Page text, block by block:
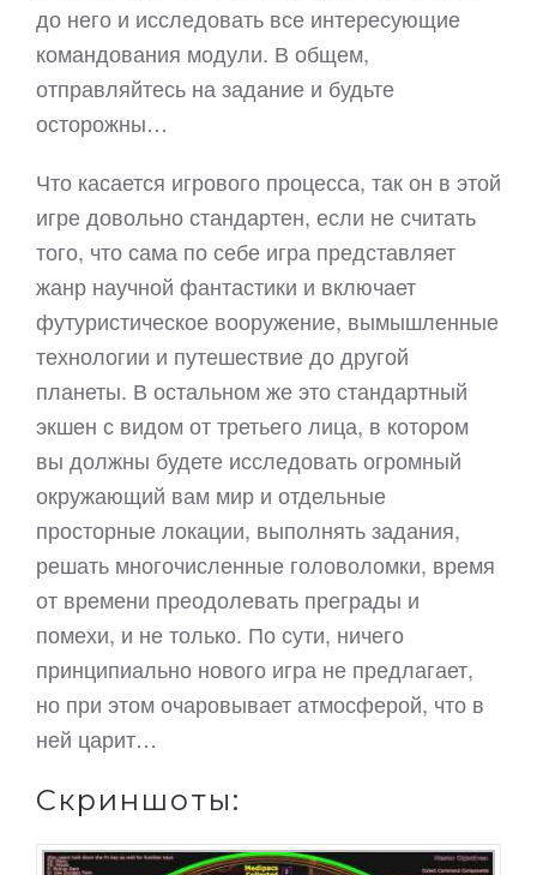
до него и исследовать все интересующие
командования модули. В общем,
отправляйтесь на задание и будьте
осторожны…
Что касается игрового процесса, так он в этой
игре довольно стандартен, если не считать
того, что сама по себе игра представляет
жанр научной фантастики и включает
футуристическое вооружение, вымышленные
технологии и путешествие до другой
планеты. В остальном же это стандартный
экшен с видом от третьего лица, в котором
вы должны будете исследовать огромный
окружающий вам мир и отдельные
просторные локации, выполнять задания,
решать многочисленные головоломки, время
от времени преодолевать преграды и
помехи, и не только. По сути, ничего
принципиально нового игра не предлагает,
но при этом очаровывает атмосферой, что в
ней царит…
Скриншоты: